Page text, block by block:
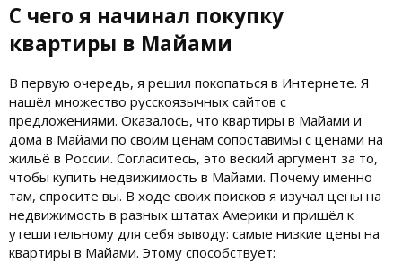
С чего я начинал покупку
квартиры в Майами
В первую очередь, я решил покопаться в Интернете. Я
нашёл множество русскоязычных сайтов с
предложениями. Оказалось, что квартиры в Майами и
дома в Майами по своим ценам сопоставимы с ценами на
жильё в России. Согласитесь, это веский аргумент за то,
чтобы купить недвижимость в Майами. Почему именно
там, спросите вы. В ходе своих поисков я изучал цены на
недвижимость в разных штатах Америки и пришёл к
утешительному для себя выводу: самые низкие цены на
квартиры в Майами. Этому способствует: